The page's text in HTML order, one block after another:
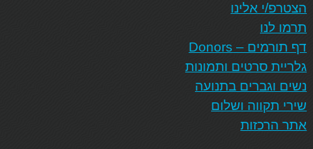
הצטרפ/י אלינו
תרמו לנו
דף תורמים – Donors
גלריית סרטים ותמונות
נשים וגברים בתנועה
שירי תקווה ושלום
אתר הרכזות